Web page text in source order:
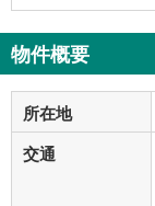
物件概要
所在地
交通